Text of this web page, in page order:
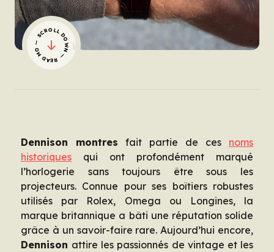
— SCROLL DOWN — READ MORE
Dennison montres fait partie de ces noms
historiques qui ont profondément marqué
l’horlogerie sans toujours être sous les
projecteurs. Connue pour ses boîtiers robustes
utilisés par Rolex, Omega ou Longines, la
marque britannique a bâti une réputation solide
grâce à un savoir-faire rare. Aujourd’hui encore,
Dennison attire les passionnés de vintage et les